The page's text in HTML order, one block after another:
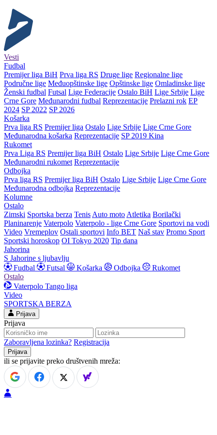
Vesti
Fudbal
Premijer liga BiH Prva liga RS Druge lige Regionalne lige
Područne lige Međuopštinske lige Opštinske lige Omladinske lige
Ženski fudbal Futsal Lige Federacije Ostalo BiH Lige Srbije Lige
Crne Gore Međunarodni fudbal Reprezentacije Prelazni rok EP
2024 SP 2022 SP 2026
Košarka
Prva liga RS Premijer liga Ostalo Lige Srbije Lige Crne Gore
Međunarodna košarka Reprezentacije SP 2019 Kina
Rukomet
Prva Liga RS Premijer liga BiH Ostalo Lige Srbije Lige Crne Gore
Međunarodni rukomet Reprezentacije
Odbojka
Prva liga RS Premijer liga BiH Ostalo Lige Srbije Lige Crne Gore
Međunarodna odbojka Reprezentacije
Kolumne
Ostalo
Zimski Sportska berza Tenis Auto moto Atletika Borilački
Planinarenje Vaterpolo Vaterpolo - lige Crne Gore Sportovi na vodi
Video Vremeplov Ostali sportovi Info BET Naš stav Promo Sport
Sportski horoskop OI Tokyo 2020 Tip dana
Jahorina
S Jahorine s ljubavlju
Fudbal
Futsal Košarka Odbojka
Rukomet
Ostalo
Vaterpolo Tango liga
Video
SPORTSKA BERZA
Prijava
Prijava
Zaboravljena lozinka? Registracija
ili se prijavite preko društvenih mreža: